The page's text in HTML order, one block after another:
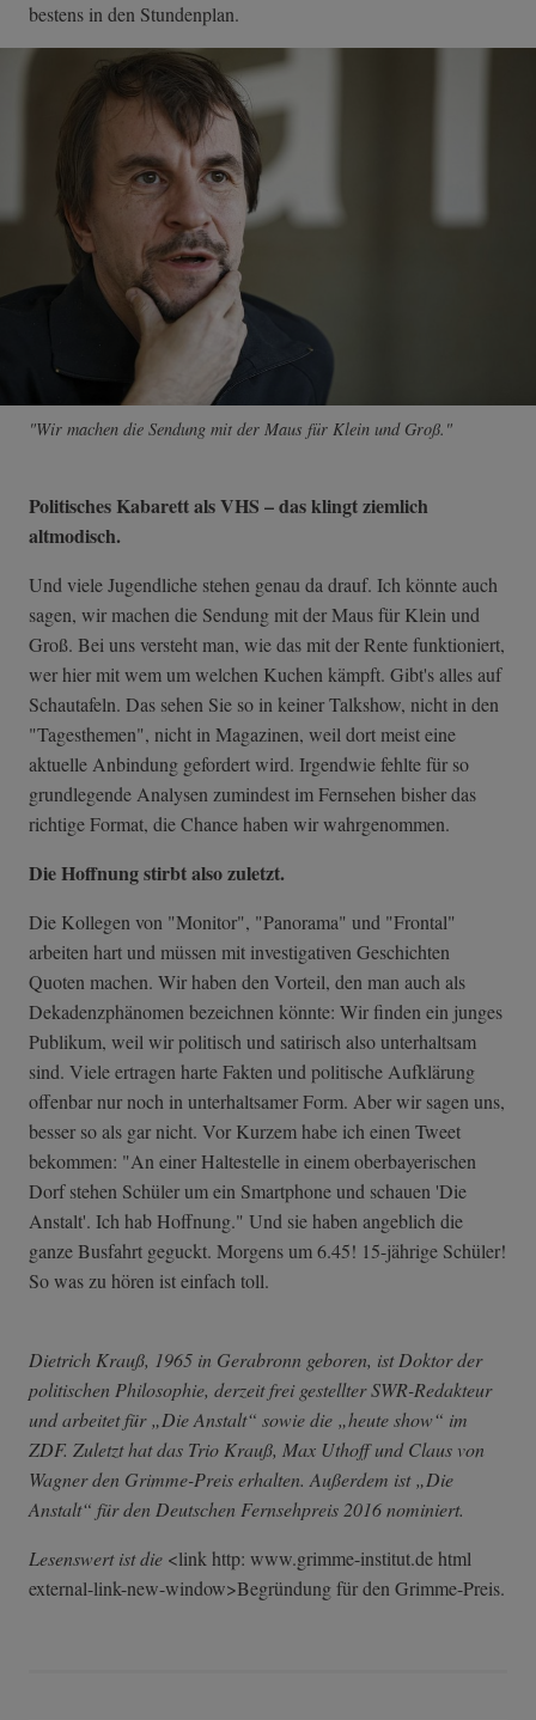
bestens in den Stundenplan.
"Wir machen die Sendung mit der Maus für Klein und Groß."
Politisches Kabarett als VHS – das klingt ziemlich
altmodisch.
Und viele Jugendliche stehen genau da drauf. Ich könnte auch
sagen, wir machen die Sendung mit der Maus für Klein und
Groß. Bei uns versteht man, wie das mit der Rente funktioniert,
wer hier mit wem um welchen Kuchen kämpft. Gibt's alles auf
Schautafeln. Das sehen Sie so in keiner Talkshow, nicht in den
"Tagesthemen", nicht in Magazinen, weil dort meist eine
aktuelle Anbindung gefordert wird. Irgendwie fehlte für so
grundlegende Analysen zumindest im Fernsehen bisher das
richtige Format, die Chance haben wir wahrgenommen.
Die Hoffnung stirbt also zuletzt.
Die Kollegen von "Monitor", "Panorama" und "Frontal"
arbeiten hart und müssen mit investigativen Geschichten
Quoten machen. Wir haben den Vorteil, den man auch als
Dekadenzphänomen bezeichnen könnte: Wir finden ein junges
Publikum, weil wir politisch und satirisch also unterhaltsam
sind. Viele ertragen harte Fakten und politische Aufklärung
offenbar nur noch in unterhaltsamer Form. Aber wir sagen uns,
besser so als gar nicht. Vor Kurzem habe ich einen Tweet
bekommen: "An einer Haltestelle in einem oberbayerischen
Dorf stehen Schüler um ein Smartphone und schauen 'Die
Anstalt'. Ich hab Hoffnung." Und sie haben angeblich die
ganze Busfahrt geguckt. Morgens um 6.45! 15-jährige Schüler!
So was zu hören ist einfach toll.
Dietrich Krauß, 1965 in Gerabronn geboren, ist Doktor der
politischen Philosophie, derzeit frei gestellter SWR-Redakteur
und arbeitet für „Die Anstalt“ sowie die „heute show“ im
ZDF. Zuletzt hat das Trio Krauß, Max Uthoff und Claus von
Wagner den Grimme-Preis erhalten. Außerdem ist „Die
Anstalt“ für den Deutschen Fernsehpreis 2016 nominiert.
Lesenswert ist die <link http: www.grimme-institut.de html
external-link-n­ew-window>Begrü­ndung für den Grimme-Preis.